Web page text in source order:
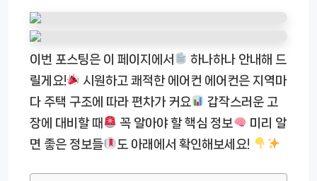
이번 포스팅은 이 페이지에서
하나하나 안내해 드
릴게요!
시원하고 쾌적한 에어컨 에어컨은 지역마
다 주택 구조에 따라 편차가 커요
갑작스러운 고
장에 대비할 때
꼭 알아야 할 핵심 정보
미리 알
면 좋은 정보들
도 아래에서 확인해보세요!